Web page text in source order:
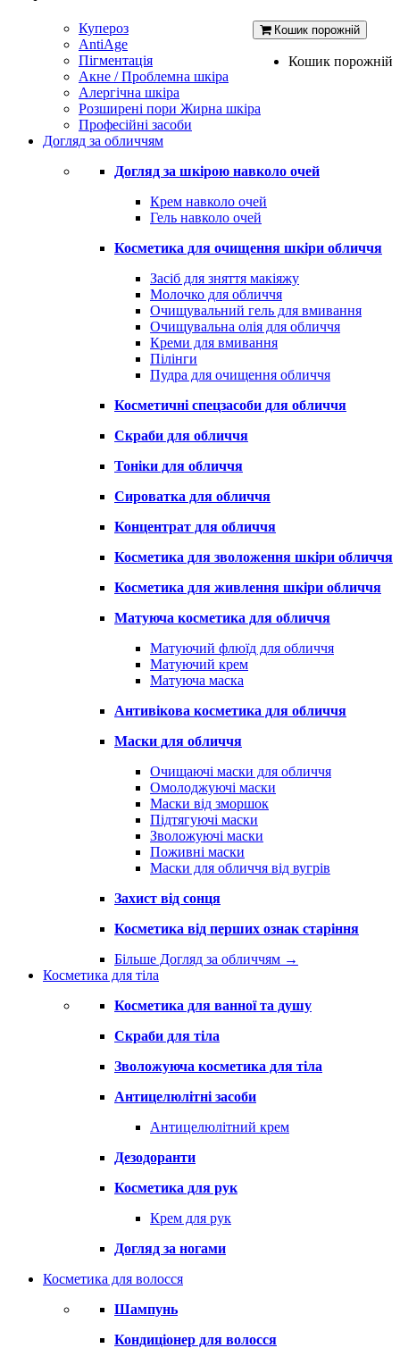
Кошик порожній
Кошик порожній
Купероз
AntiAge
Пігментація
Акне / Проблемна шкіра
Алергічна шкіра
Розширені пори Жирна шкіра
Професійні засоби
Догляд за обличчям
Догляд за шкірою навколо очей
Крем навколо очей
Гель навколо очей
Косметика для очищення шкіри обличчя
Засіб для зняття макіяжу
Молочко для обличчя
Очищувальний гель для вмивання
Очищувальна олія для обличчя
Креми для вмивання
Пілінги
Пудра для очищення обличчя
Косметичні спецзасоби для обличчя
Скраби для обличчя
Тоніки для обличчя
Сироватка для обличчя
Концентрат для обличчя
Косметика для зволоження шкіри обличчя
Косметика для живлення шкіри обличчя
Матуюча косметика для обличчя
Матуючий флюїд для обличчя
Матуючий крем
Матуюча маска
Антивікова косметика для обличчя
Маски для обличчя
Очищаючі маски для обличчя
Омолоджуючі маски
Маски від зморшок
Підтягуючі маски
Зволожуючі маски
Поживні маски
Маски для обличчя від вугрів
Захист від сонця
Косметика від перших ознак старіння
Більше Догляд за обличчям →
Косметика для тіла
Косметика для ванної та душу
Скраби для тіла
Зволожуюча косметика для тіла
Антицелюлітні засоби
Антицелюлітний крем
Дезодоранти
Косметика для рук
Крем для рук
Догляд за ногами
Косметика для волосся
Шампунь
Кондиціонер для волосся